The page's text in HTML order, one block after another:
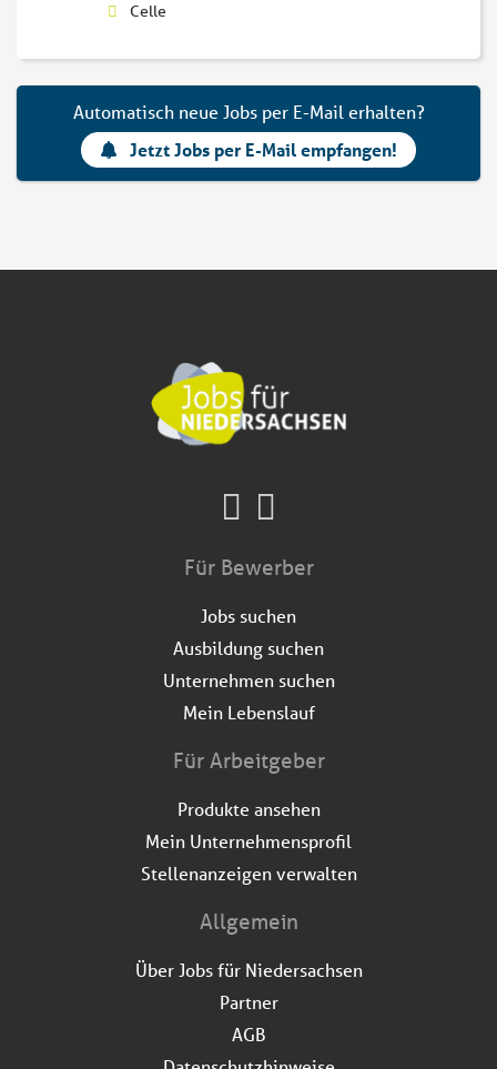
Celle
Automatisch neue Jobs per E-Mail erhalten?
Jetzt Jobs per E-Mail empfangen!
Für Bewerber
Jobs suchen
Ausbildung suchen
Unternehmen suchen
Mein Lebenslauf
Für Arbeitgeber
Produkte ansehen
Mein Unternehmensprofil
Stellenanzeigen verwalten
Allgemein
Über Jobs für Niedersachsen
Partner
AGB